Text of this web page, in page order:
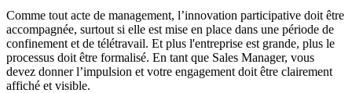
Comme tout acte de management, l’innovation participative doit être
accompagnée, surtout si elle est mise en place dans une période de
confinement et de télétravail. Et plus l'entreprise est grande, plus le
processus doit être formalisé. En tant que Sales Manager, vous
devez donner l’impulsion et votre engagement doit être clairement
affiché et visible.